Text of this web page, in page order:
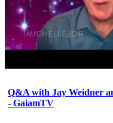
Q&A with Jay Weidner
- GaiamTV